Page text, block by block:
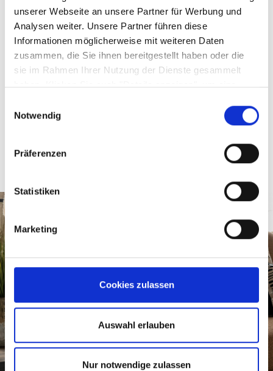
unserer Webseite an unsere Partner für Werbung und
Analysen weiter. Unsere Partner führen diese
Informationen möglicherweise mit weiteren Daten
zusammen, die Sie ihnen bereitgestellt haben oder die
sie im Rahmen Ihrer Nutzung der Dienste gesammelt
haben. Klicken Sie auch "Details anzeigen", um eine
Information dazu und die Möglichkeit, Ihre Auswahl im
Notwendig
Präferenzen
Statistiken
Marketing
Cookies zulassen
Auswahl erlauben
Nur notwendige zulassen
Pavalon 88ANT
Artikelfarbe
Anthrazit
Sicherheitshinweise GPSR